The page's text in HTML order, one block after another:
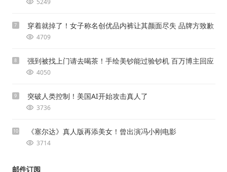
5249
7 穿着就掉了！女子称名创优品内裤让其颜面尽失 品牌方致歉
4709
8 强到被找上门请去喝茶！手绘美钞能过验钞机 百万博主回应
4050
9 突破人类控制！美国AI开始攻击真人了
3736
10 《塞尔达》真人版再添美女！曾出演冯小刚电影
3714
邮件订阅